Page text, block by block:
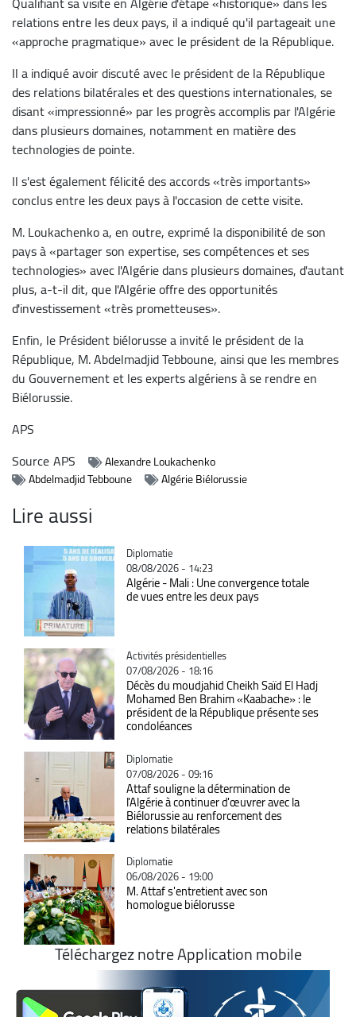
relations entre les deux pays, il a indiqué qu'il partageait une
«approche pragmatique» avec le président de la République.
Il a indiqué avoir discuté avec le président de la République
des relations bilatérales et des questions internationales, se
disant «impressionné» par les progrès accomplis par l'Algérie
dans plusieurs domaines, notamment en matière des
technologies de pointe.
Il s'est également félicité des accords «très importants»
conclus entre les deux pays à l'occasion de cette visite.
M. Loukachenko a, en outre, exprimé la disponibilité de son
pays à «partager son expertise, ses compétences et ses
technologies» avec l'Algérie dans plusieurs domaines, d'autant
plus, a-t-il dit, que l'Algérie offre des opportunités
d'investissement «très prometteuses».
Enfin, le Président biélorusse a invité le président de la
République, M. Abdelmadjid Tebboune, ainsi que les membres
du Gouvernement et les experts algériens à se rendre en
Biélorussie.
APS
SourceAPS
Alexandre Loukachenko
Abdelmadjid Tebboune
Algérie Biélorussie
Lire aussi
Catégorie
Diplomatie
08/08/2026 - 14:23
Algérie - Mali : Une convergence totale
de vues entre les deux pays
Catégorie
Activités présidentielles
07/08/2026 - 18:16
Décès du moudjahid Cheikh Saïd El Hadj
Mohamed Ben Brahim «Kaabache» : le
président de la République présente ses
condoléances
Catégorie
Diplomatie
07/08/2026 - 09:16
Attaf souligne la détermination de
l'Algérie à continuer d'œuvrer avec la
Biélorussie au renforcement des
relations bilatérales
Catégorie
Diplomatie
06/08/2026 - 19:00
M. Attaf s'entretient avec son
homologue biélorusse
Téléchargez notre Application mobile